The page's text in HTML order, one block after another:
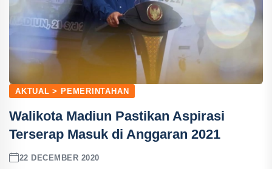
AKTUAL > PEMERINTAHAN
Walikota Madiun Pastikan Aspirasi
Terserap Masuk di Anggaran 2021
22 DECEMBER 2020